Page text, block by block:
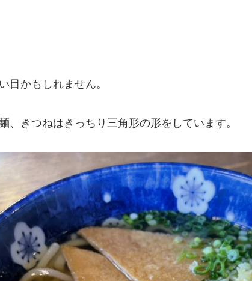
目かもしれません。
、きつねはきっちり三角形の形をしています。